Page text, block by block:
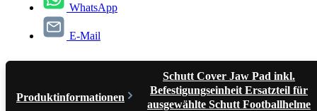
WhatsApp
E-Mail
Produktinformationen
Schutt Cover Jaw Pad inkl.
Befestigungseinheit Ersatzteil für
ausgewählte Schutt Footballhelme